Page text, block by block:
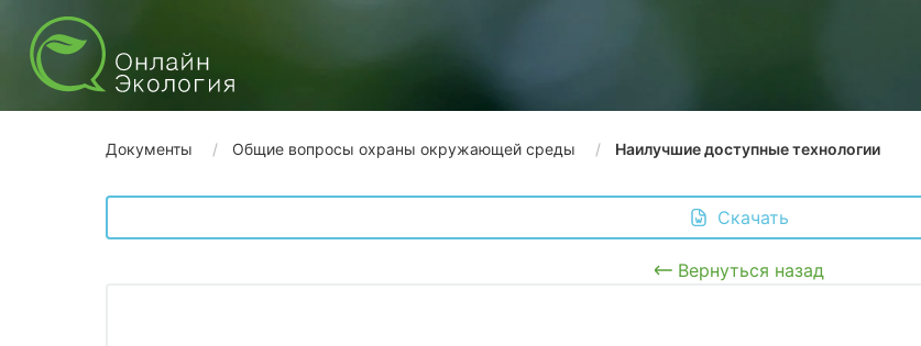
Документы Общие вопросы охраны окружающей среды Наилучшие доступные технологии
Скачать
Вернуться назад